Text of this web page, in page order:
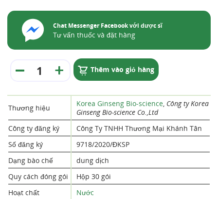
Chat Messenger Facebook với dược sĩ
Tư vấn thuốc và đặt hàng
Thêm vào giỏ hàng
Thương hiệu Korea Ginseng Bio-science, Công ty Korea
Ginseng Bio-science Co.,Ltd
Công ty đăng ký
Công Ty TNHH Thương Mại Khánh Tân
Số đăng ký
9718/2020/ĐKSP
Dạng bào chế
dung dịch
Quy cách đóng gói
Hộp 30 gói
Hoạt chất
Nước